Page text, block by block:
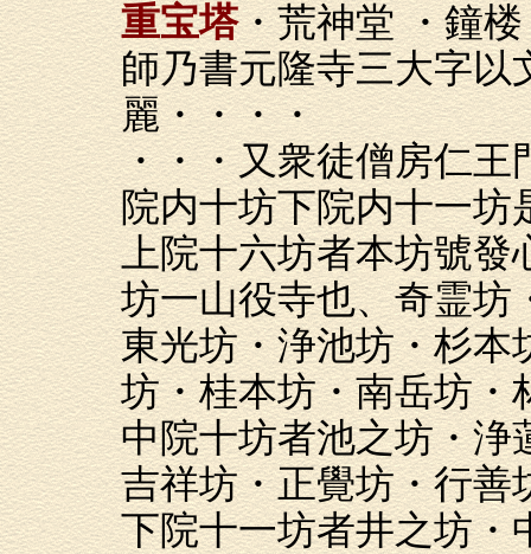
重宝塔・荒神堂 ・鐘
師乃書元隆寺三大字以
麗・・・・
・・・又衆徒僧房仁王
院内十坊下院内十一坊
上院十六坊者本坊號發
坊一山役寺也、奇霊坊
東光坊・浄池坊・杉本
坊・桂本坊・南岳坊・
中院十坊者池之坊・浄
吉祥坊・正覺坊・行善
下院十一坊者井之坊・